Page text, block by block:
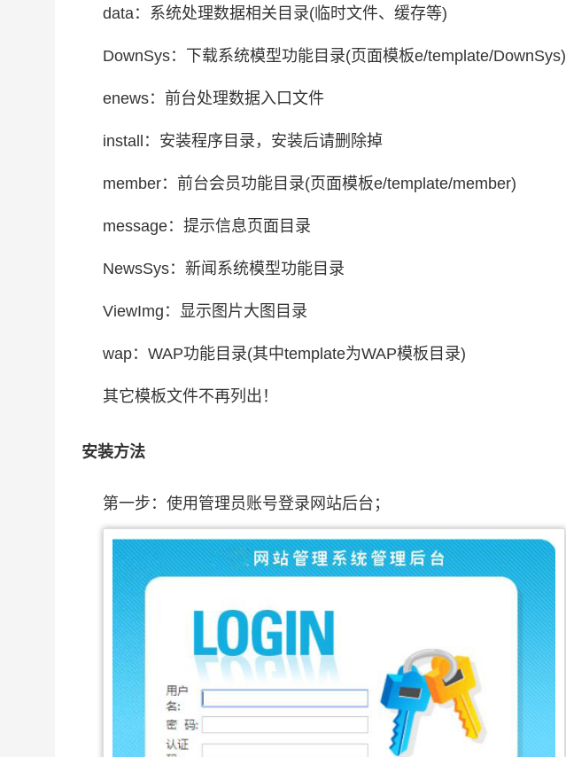
data：系统处理数据相关目录(临时文件、缓存等)
DownSys：下载系统模型功能目录(页面模板e/template/DownSys)
enews：前台处理数据入口文件
install：安装程序目录，安装后请删除掉
member：前台会员功能目录(页面模板e/template/member)
message：提示信息页面目录
NewsSys：新闻系统模型功能目录
ViewImg：显示图片大图目录
wap：WAP功能目录(其中template为WAP模板目录)
其它模板文件不再列出！
安装方法
第一步：使用管理员账号登录网站后台；